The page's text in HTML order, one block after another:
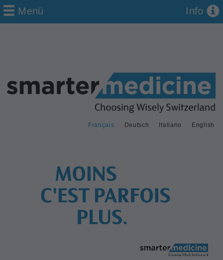
Deutsch
Français Italiano English
Menü Info